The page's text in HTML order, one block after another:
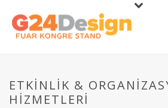
ETKINLIK &
HIZMETLERI